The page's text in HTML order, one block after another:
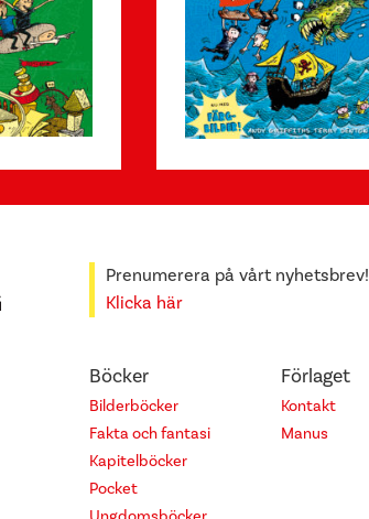
Prenumerera på vårt nyhetsbrev!
Klicka här
Böcker
Bilderböcker
Fakta och fantasi
Kapitelböcker
Pocket
Förlaget
Kontakt
Manus